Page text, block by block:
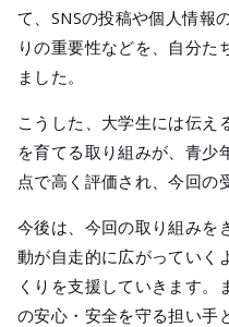
て、SNSの投稿や個人情報
りの重要性などを、自分た
ました。
こうした、大学生には伝え
を育てる取り組みが、青少
点で高く評価され、今回の
今後は、今回の取り組みを
動が自走的に広がっていく
くりを支援していきます。
の安心・安全を守る担い手